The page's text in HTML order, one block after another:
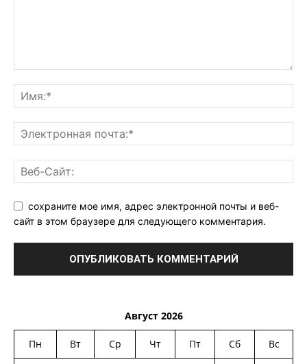
сохраните мое имя, адрес электронной почты и веб-
сайт в этом браузере для следующего комментария.
Август 2026
Пн Вт Ср Чт Пт Сб Вс